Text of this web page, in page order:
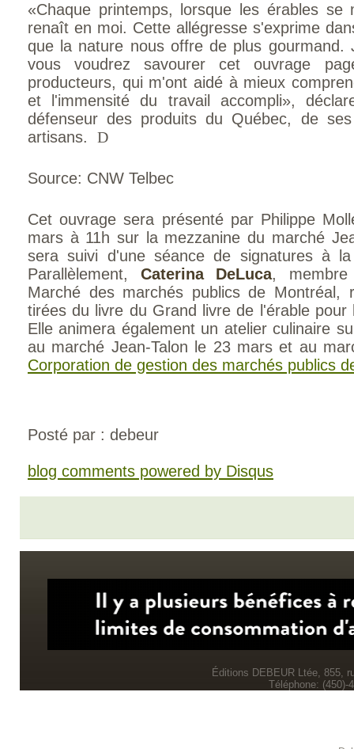
«Chaque printemps, lorsque les érables
renaît en moi. Cette allégresse s'exprime
que la nature nous offre de plus gourmand.
vous voudrez savourer cet ouvrage
producteurs, qui m'ont aidé à mieux
et l'immensité du travail accompli»,
défenseur des produits du Québec, de
artisans. D
Source: CNW Telbec
Cet ouvrage sera présenté par Philippe
mars à 11h sur la mezzanine du marché
sera suivi d'une séance de signatures à
Parallèlement, Caterina DeLuca,
Marché des marchés publics de Montréal,
tirées du livre du Grand livre de l'érable
Elle animera également un atelier culinaire
au marché Jean-Talon le 23 mars et au
Corporation de gestion des marchés publics
Posté par : debeur
blog comments powered by Disqus
Éditions DEBEUR Ltée, 855,
Téléphone: (450)-